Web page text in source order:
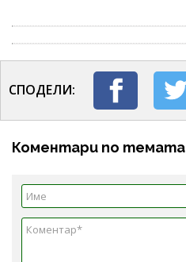
СПОДЕЛИ:
Коментари по темата